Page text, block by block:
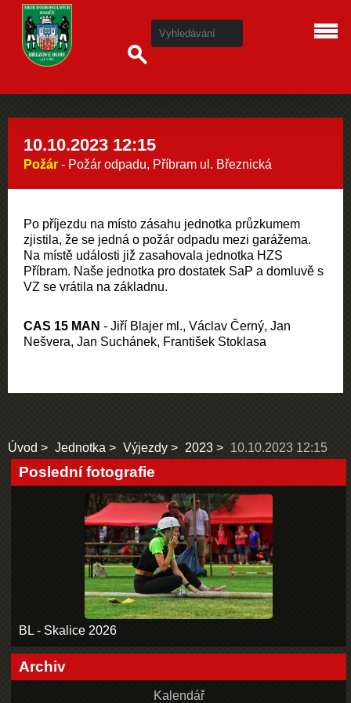
10.10.2023 12:15
Požár - Požár odpadu, Příbram ul. Březnická
Po příjezdu na místo zásahu jednotka průzkumem
zjistila, že se jedná o požár odpadu mezi garážema.
Na místě události již zasahovala jednotka HZS
Příbram. Naše jednotka pro dostatek SaP a domluvě s
VZ se vrátila na základnu.
CAS 15 MAN - Jiří Blajer ml., Václav Černý, Jan
Nešvera, Jan Suchánek, František Stoklasa
Úvod Jednotka Výjezdy 2023 10.10.2023 12:15
Poslední fotografie
BL - Skalice 2026
Archiv
Kalendář